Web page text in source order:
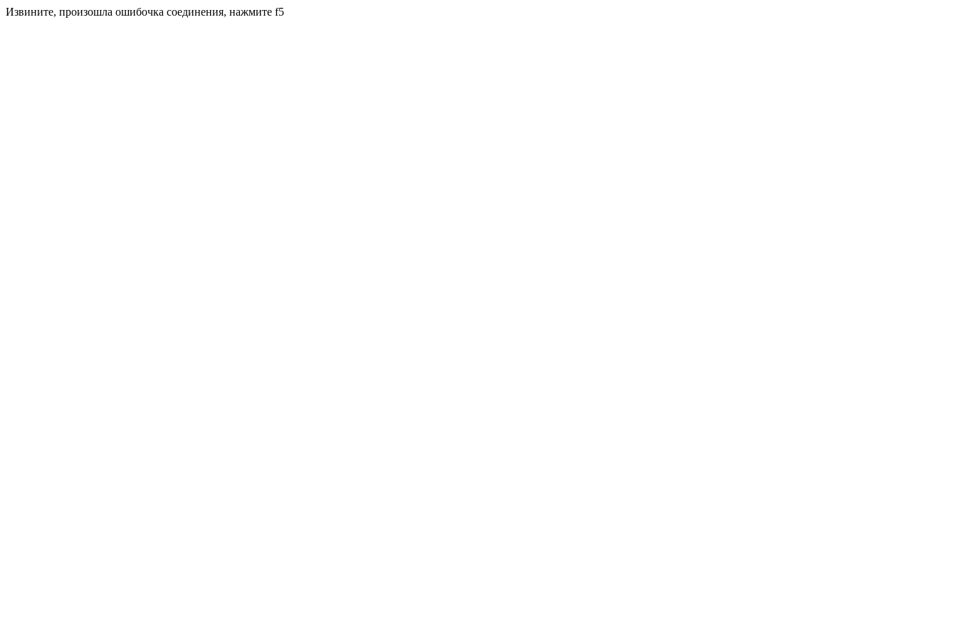
Извините, произошла ошибочка соединения, нажмите f5